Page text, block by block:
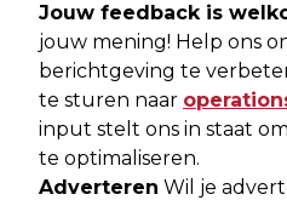
Jouw feedback is
jouw mening! Help ons
berichtgeving te
te sturen naar
input stelt ons in staat
te optimaliseren.
Adverteren Wil je